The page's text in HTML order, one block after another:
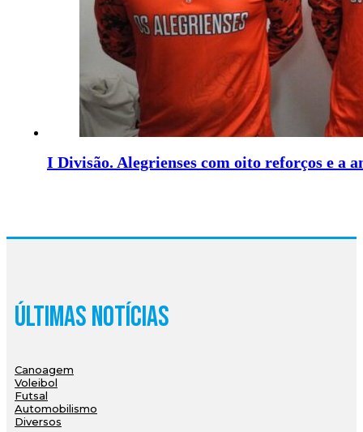
I Divisão. Alegrienses com oito reforços e a
Últimas Notícias
Canoagem
Voleibol
Futsal
Automobilismo
Diversos